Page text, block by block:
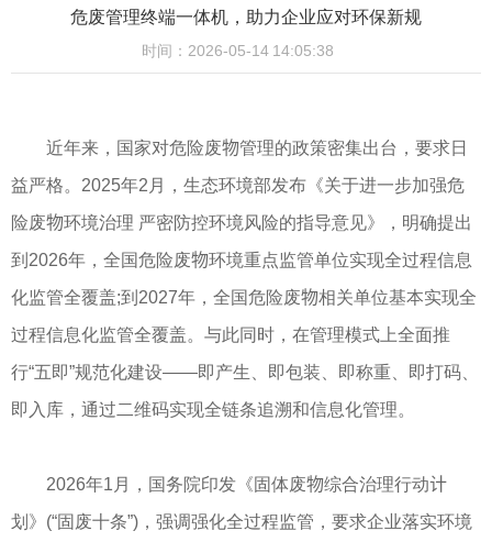
危废管理终端一体机，助力企业应对环保新规
时间：2026-05-14 14:05:38
近年来，国家对危险废物管理的政策密集出台，要求日
益严格。2025年2月，生态环境部发布《关于进一步加强危
险废物环境治理 严密防控环境风险的指导意见》，明确提出
到2026年，全国危险废物环境重点监管单位实现全过程信息
化监管全覆盖;到2027年，全国危险废物相关单位基本实现全
过程信息化监管全覆盖。与此同时，在管理模式上全面推
行“五即”规范化建设——即产生、即包装、即称重、即打码、
即入库，通过二维码实现全链条追溯和信息化管理。
2026年1月，国务院印发《固体废物综合治理行动计
划》(“固废十条”)，强调强化全过程监管，要求企业落实环境